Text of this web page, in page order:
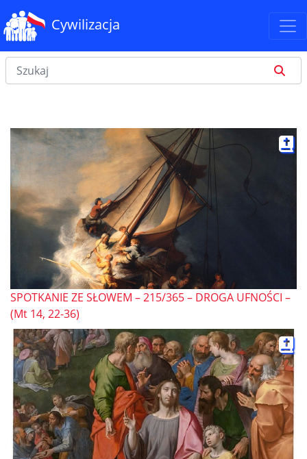
Cywilizacja
SPOTKANIE ZE SŁOWEM – 215/365 – DROGA UFNOŚCI –
(Mt 14, 22-36)